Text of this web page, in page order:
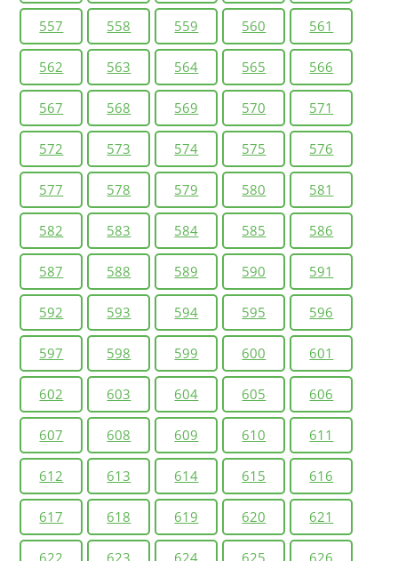
557 558 559 560 561
562 563 564 565 566
567 568 569 570 571
572 573 574 575 576
577 578 579 580 581
582 583 584 585 586
587 588 589 590 591
592 593 594 595 596
597 598 599 600 601
602 603 604 605 606
607 608 609 610 611
612 613 614 615 616
617 618 619 620 621
622 623 624 625 626